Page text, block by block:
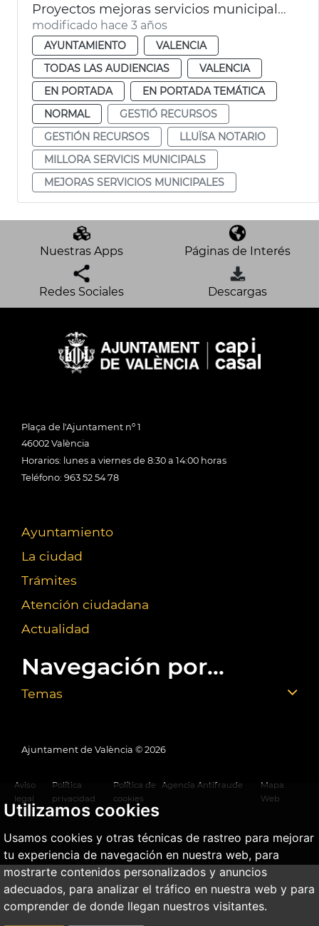
Utilizamos cookies
Usamos cookies y otras técnicas de rastreo para mejorar
tu experiencia de navegación en nuestra web, para
mostrarte contenidos personalizados y anuncios
adecuados, para analizar el tráfico en nuestra web y para
comprender de donde llegan nuestros visitantes.
Proyectos mejoras servicios municipales
modificado hace 3 años
AYUNTAMIENTO
VALENCIA
TODAS LAS AUDIENCIAS
VALENCIA
EN PORTADA
EN PORTADA TEMÁTICA
NORMAL
GESTIÓ RECURSOS
GESTIÓN RECURSOS
LLUÏSA NOTARIO
MILLORA SERVICIS MUNICIPALS
MEJORAS SERVICIOS MUNICIPALES
Nuestras Apps Páginas de Interés
Redes Sociales Descargas
Plaça de l'Ajuntament nº 1
46002 València
Horarios: lunes a viernes de 8:30 a 14:00 horas
Teléfono: 963 52 54 78
Ayuntamiento
La ciudad
Trámites
Atención ciudadana
Actualidad
Navegación por...
Temas
Ajuntament de València © 2026
Aviso
legal
Política
privacidad
Política de
cookies
Agencia Antifraude
Mapa
Web